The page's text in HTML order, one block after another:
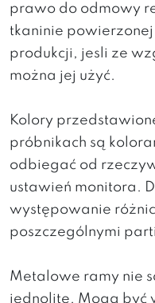
prawo do odmowy
tkaninie
produkcji, jesli ze
można jej użyć.
Kolory
próbnikach są
odbiegać od
ustawień monitora.
występowanie
poszczególnymi
Metalowe ramy nie
jednolite. Mogą być